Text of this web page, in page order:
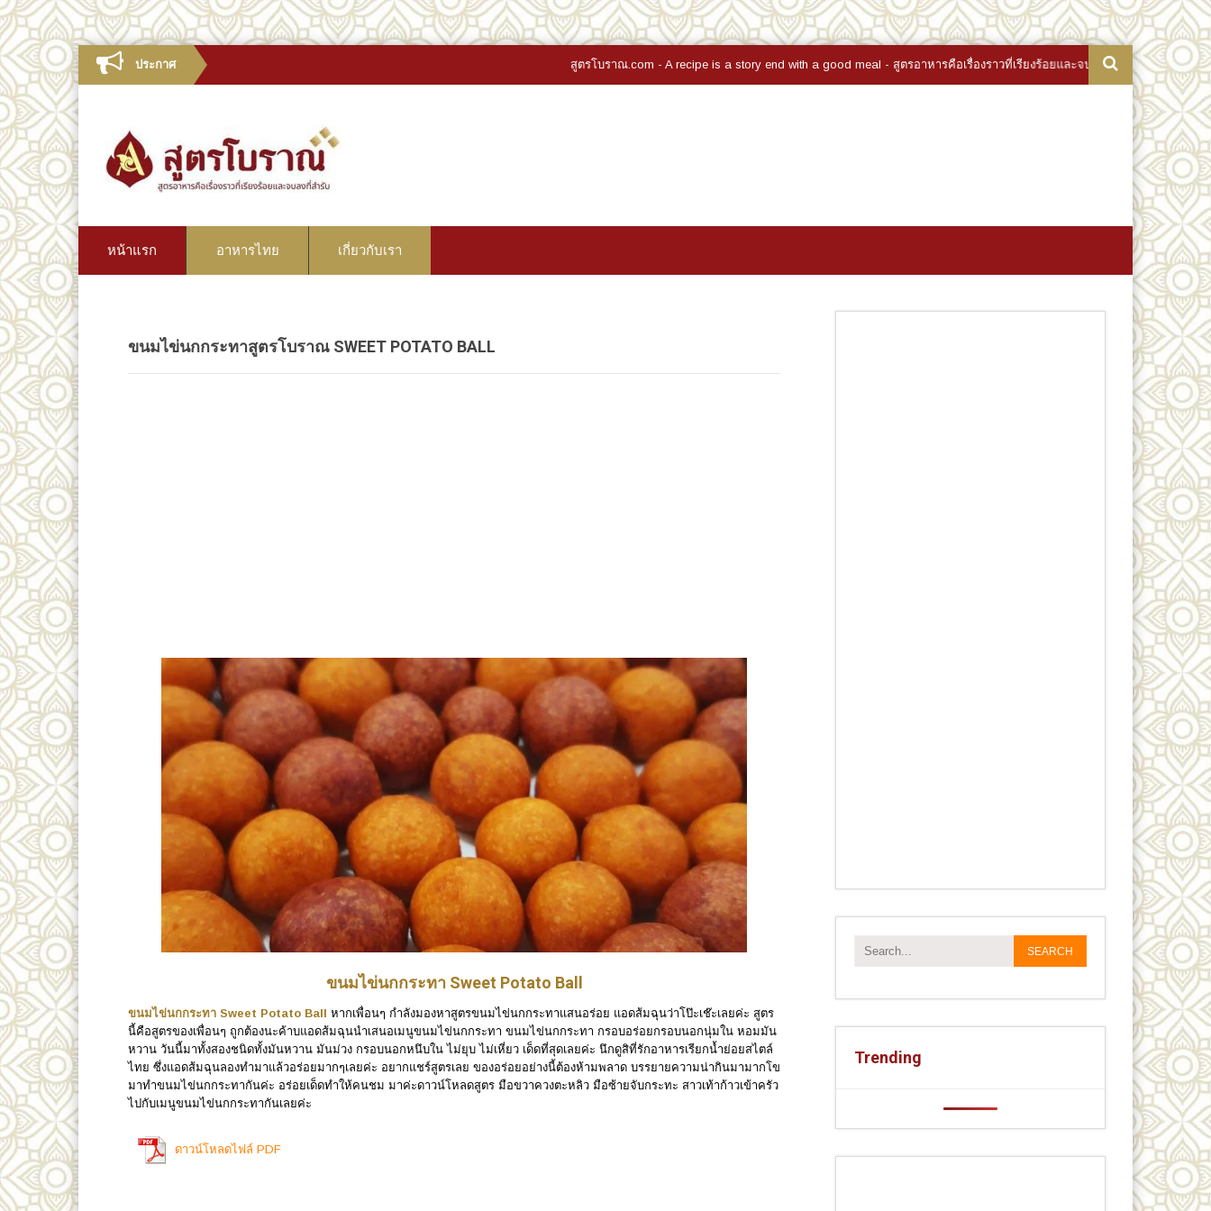
ประกาศ สูตรโบราณ.com - A recipe is a story end with a good meal - สูตรอาหารคือเรื่องราวที่เรียงร้อยและจบลงที่สำรับ
หน้าแรก อาหารไทย เกี่ยวกับเรา
ขนมไข่นกกระทาสูตรโบราณ SWEET POTATO BALL
ขนมไข่นกกระทา Sweet Potato Ball
ขนมไข่นกกระทา Sweet Potato Ball หากเพื่อนๆ กำลังมองหาสูตรขนมไข่นกกระทาแสนอร่อย แอดส้มฉุนว่าโป๊ะเช๊ะเลยค่ะ สูตร
นี้คือสูตรของเพื่อนๆ ถูกต้องนะค้าบแอดส้มฉุนนำเสนอเมนูขนมไข่นกกระทา ขนมไข่นกกระทา กรอบอร่อยกรอบนอกนุ่มใน หอมมัน
หวาน วันนี้มาทั้งสองชนิดทั้งมันหวาน มันม่วง กรอบนอกหนึบใน ไม่ยุบ ไม่เหี่ยว เด็ดที่สุดเลยค่ะ นึกดูสิที่รักอาหารเรียกน้ำย่อยสไตล์
ไทย ซึ่งแอดส้มฉุนลองทำมาแล้วอร่อยมากๆเลยค่ะ อยากแชร์สูตรเลย ของอร่อยอย่างนี้ต้องห้ามพลาด บรรยายความน่ากินมามากโข
มาทำขนมไข่นกกระทากันค่ะ อร่อยเด็ดทำให้คนชม มาค่ะดาวน์โหลดสูตร มือขวาควงตะหลิว มือซ้ายจับกระทะ สาวเท้าก้าวเข้าครัว
ไปกับเมนูขนมไข่นกกระทากันเลยค่ะ
ดาวน์โหลดไฟล์ PDF
Trending